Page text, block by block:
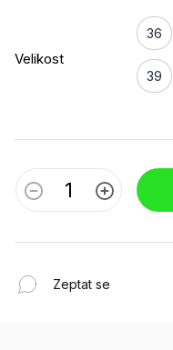
Velikost
36
39
Zeptat se